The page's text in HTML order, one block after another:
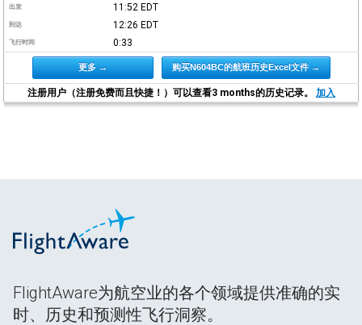
出发 11:52 EDT
到达 12:26 EDT
飞行时间 0:33
更多 → 购买N604BC的航班历史Excel文件 →
注册用户（注册免费而且快捷！）可以查看3 months的历史记录。 加入
FlightAware为航空业的各个领域提供准确的实
时、历史和预测性飞行洞察。